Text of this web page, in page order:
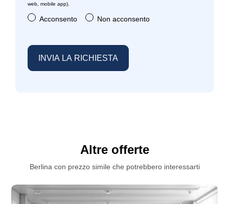
web, mobile app).
Acconsento Non acconsento
Altre offerte
Berlina con prezzo simile che potrebbero interessarti